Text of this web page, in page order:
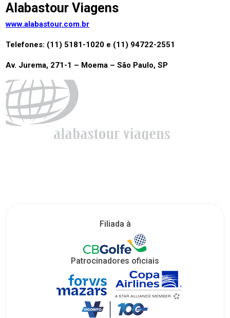
Alabastour Viagens
www.alabastour.com.br
Telefones: (11) 5181-1020 e (11) 94722-2551
Av. Jurema, 271-1 – Moema – São Paulo, SP
Filiada à
Patrocinadores oficiais